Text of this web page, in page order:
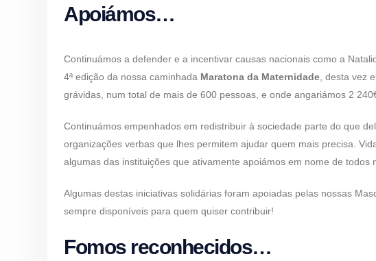
Apoiámos…
Continuámos a defender e a incentivar causas nacionais como a
4ª edição da nossa caminhada Maratona da Maternidade , desta vez
grávidas, num total de mais de 600 pessoas, e onde angariámos 2
Continuámos empenhados em redistribuir à sociedade parte do que
organizações verbas que lhes permitem ajudar quem mais precisa.
algumas das instituições que ativamente apoiámos em nome de todos
Algumas destas iniciativas solidárias foram apoiadas pelas nossas
sempre disponíveis para quem quiser contribuir!
Fomos reconhecidos…